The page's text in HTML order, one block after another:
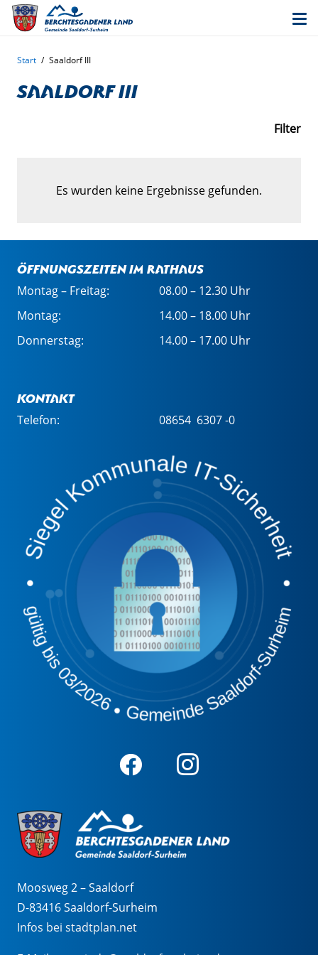
Start / Saaldorf III
Saaldorf III
Filter
Es wurden keine Ergebnisse gefunden.
Öffnungszeiten im Rathaus
Montag – Freitag:
08.00 – 12.30 Uhr
Montag:
14.00 – 18.00 Uhr
Donnerstag:
14.00 – 17.00 Uhr
Kontakt
Telefon: 08654 6307 -0
Moosweg 2 – Saaldorf
D-83416 Saaldorf-Surheim
Infos bei stadtplan.net